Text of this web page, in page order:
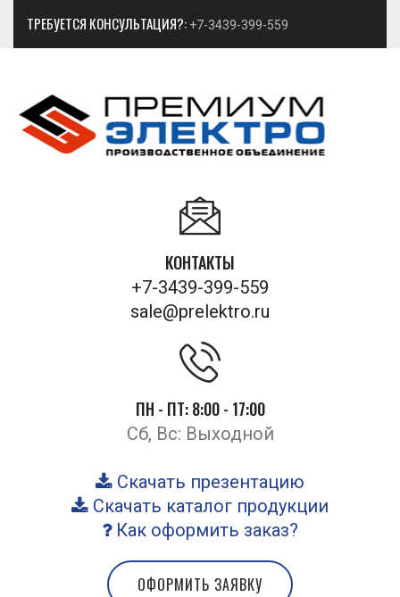
ТРЕБУЕТСЯ КОНСУЛЬТАЦИЯ?: +7-3439-399-559
КОНТАКТЫ
+7-3439-399-559
sale@prelektro.ru
ПН - ПТ: 8:00 - 17:00
Сб, Вс: Выходной
Скачать презентацию
Скачать каталог продукции
Как оформить заказ?
ОФОРМИТЬ ЗАЯВКУ